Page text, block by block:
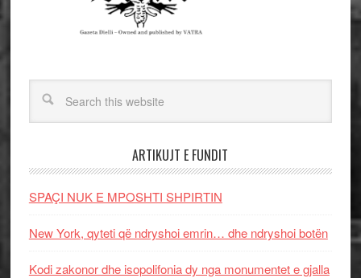
ARTIKUJT E FUNDIT
SPAÇI NUK E MPOSHTI SHPIRTIN
New York, qyteti që ndryshoi emrin… dhe ndryshoi botën
Kodi zakonor dhe isopolifonia dy nga monumentet e gjalla